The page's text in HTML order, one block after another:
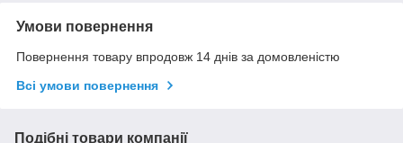
Умови повернення
Повернення товару впродовж 14 днів за домовленістю
Всі умови повернення
Подібні товари компанії